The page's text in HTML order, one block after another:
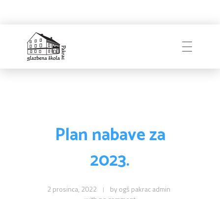
Plan nabave za
2023.
2 prosinca, 2022 by ogš pakrac admin